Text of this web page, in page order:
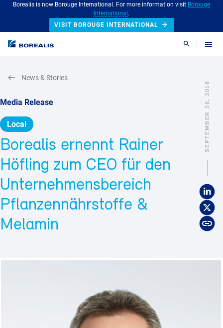
Borealis is now Borouge International. For more information visit Borouge
International .
VISIT BOROUGE INTERNATIONAL
Search
SEPTEMBER 26, 2018
Media Release
Local
Borealis ernennt Rainer
Höfling zum CEO für den
Unternehmensbereich
Pflanzennährstoffe &
Melamin
News & Stories